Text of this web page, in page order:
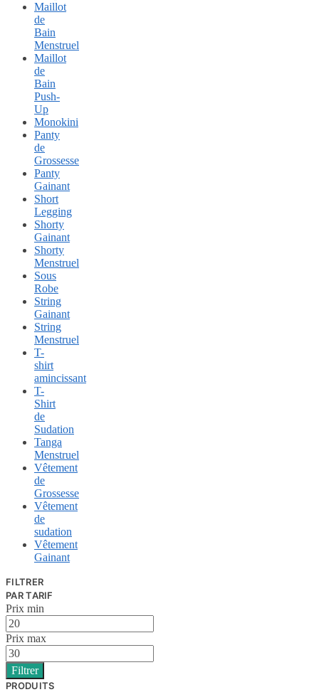
Maillot
de
Bain
Menstruel
Maillot
de
Bain
Push-
Up
Monokini
Panty
de
Grossesse
Panty
Gainant
Short
Legging
Shorty
Gainant
Shorty
Menstruel
Sous
Robe
String
Gainant
String
Menstruel
T-
shirt
amincissant
T-
Shirt
de
Sudation
Tanga
Menstruel
Vêtement
de
Grossesse
Vêtement
de
sudation
Vêtement
Gainant
FILTRER
PAR TARIF
Prix min
Prix max
Filtrer
PRODUITS